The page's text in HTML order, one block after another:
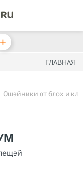
+
ГЛАВНАЯ
Ошейники от блох и